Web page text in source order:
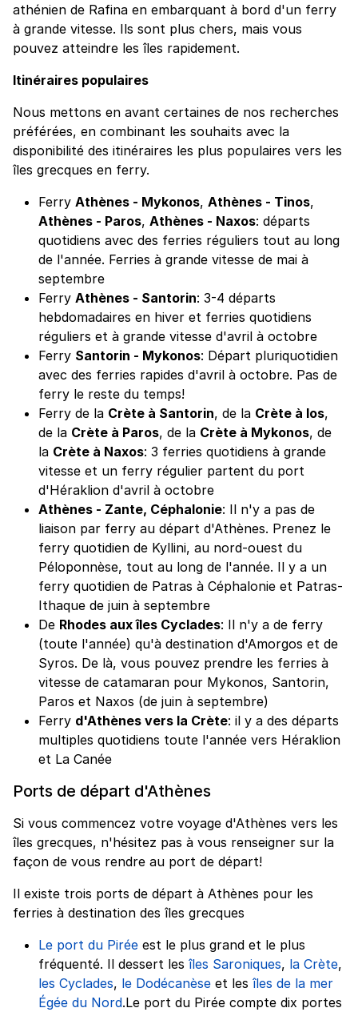
athénien de Rafina en embarquant à bord d'un ferry
à grande vitesse. Ils sont plus chers, mais vous
pouvez atteindre les îles rapidement.
Itinéraires populaires
Nous mettons en avant certaines de nos recherches
préférées, en combinant les souhaits avec la
disponibilité des itinéraires les plus populaires vers les
îles grecques en ferry.
Ferry Athènes - Mykonos, Athènes - Tinos,
Athènes - Paros, Athènes - Naxos: départs
quotidiens avec des ferries réguliers tout au long
de l'année. Ferries à grande vitesse de mai à
septembre
Ferry Athènes - Santorin: 3-4 départs
hebdomadaires en hiver et ferries quotidiens
réguliers et à grande vitesse d'avril à octobre
Ferry Santorin - Mykonos: Départ pluriquotidien
avec des ferries rapides d'avril à octobre. Pas de
ferry le reste du temps!
Ferry de la Crète à Santorin, de la Crète à Ios,
de la Crète à Paros, de la Crète à Mykonos, de
la Crète à Naxos: 3 ferries quotidiens à grande
vitesse et un ferry régulier partent du port
d'Héraklion d'avril à octobre
Athènes - Zante, Céphalonie: Il n'y a pas de
liaison par ferry au départ d'Athènes. Prenez le
ferry quotidien de Kyllini, au nord-ouest du
Péloponnèse, tout au long de l'année. Il y a un
ferry quotidien de Patras à Céphalonie et Patras-
Ithaque de juin à septembre
De Rhodes aux îles Cyclades: Il n'y a de ferry
(toute l'année) qu'à destination d'Amorgos et de
Syros. De là, vous pouvez prendre les ferries à
vitesse de catamaran pour Mykonos, Santorin,
Paros et Naxos (de juin à septembre)
Ferry d'Athènes vers la Crète: il y a des départs
multiples quotidiens toute l'année vers Héraklion
et La Canée
Ports de départ d'Athènes
Si vous commencez votre voyage d'Athènes vers les
îles grecques, n'hésitez pas à vous renseigner sur la
façon de vous rendre au port de départ!
Il existe trois ports de départ à Athènes pour les
ferries à destination des îles grecques
Le port du Pirée est le plus grand et le plus
fréquenté. Il dessert les îles Saroniques, la Crète,
les Cyclades, le Dodécanèse et les îles de la mer
Égée du Nord.Le port du Pirée compte dix portes